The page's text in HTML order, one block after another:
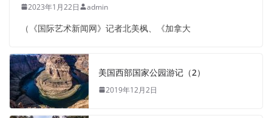
2023年1月22日 admin
（《国际艺术新闻网》记者北美枫、《加拿大
美国西部国家公园游记（2）
2019年12月2日